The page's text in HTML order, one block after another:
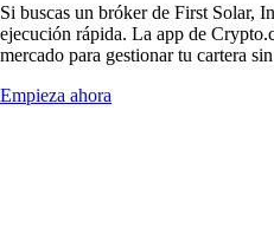
Si buscas un bróker de First Solar,
ejecución rápida. La app de
mercado para gestionar tu cartera
Empieza ahora